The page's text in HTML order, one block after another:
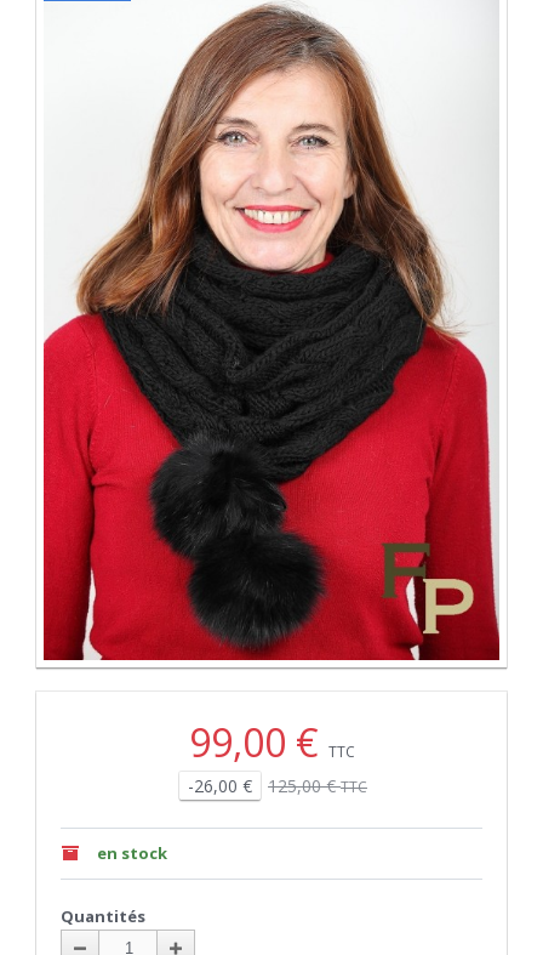
99,00 € TTC
-26,00 € 125,00 € TTC
en stock
Quantités